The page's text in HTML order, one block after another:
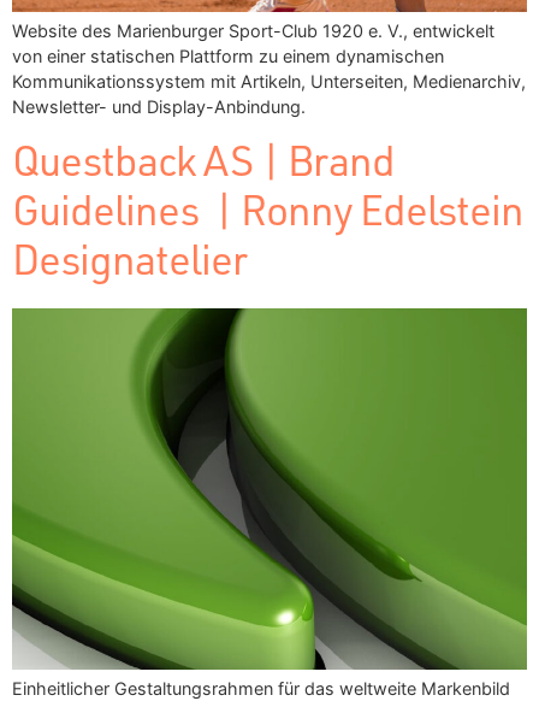
Website des Marienburger Sport-Club 1920 e. V., entwickelt
von einer statischen Plattform zu einem dynamischen
Kommunikationssystem mit Artikeln, Unterseiten, Medienarchiv,
Newsletter- und Display-Anbindung.
Questback AS | Brand
Guidelines | Ronny Edelstein
Designatelier
Einheitlicher Gestaltungsrahmen für das weltweite Markenbild